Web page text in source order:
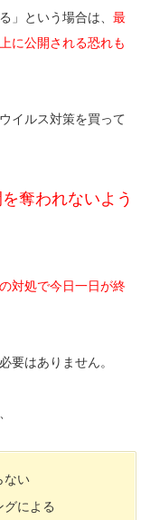
」という場合は、 最
に公開される恐れも
イルス対策を買って
奪われないよう
の対処で今日一日が終
要はありません。
ない
による